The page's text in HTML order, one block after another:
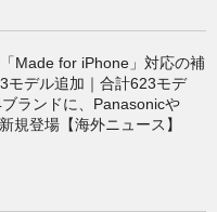
Made for iPhone」対応の補
モデル追加｜合計623モデ
ランドに、Panasonicや
規登場【海外ニュース】